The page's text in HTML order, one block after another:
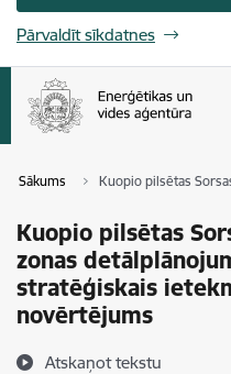
Pārvaldīt sīkdatnes
Sākums Kuopio pilsētas
Kuopio pilsētas
zonas
stratēģiskais
novērtējums
Atskaņot tekstu